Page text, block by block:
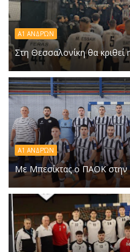
Α1 ΑΝΔΡΏΝ
Στη Θεσσαλονίκη θα
A1 ΑΝΔΡΏΝ
Με Μπεσίκτας ο ΠΑΟΚ στην